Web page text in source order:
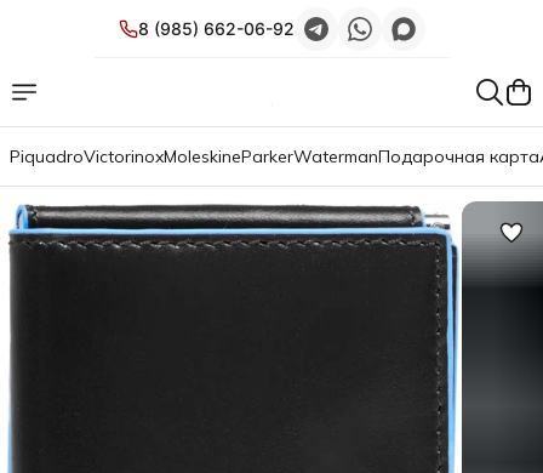
8 (985) 662-06-92
PiquadroVictorinoxMoleskineParkerWatermanПодарочная карта